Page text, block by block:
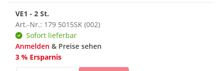
VE1 - 2 St.
Art.-Nr.: 179 5015SK (002)
Sofort lieferbar
Anmelden & Preise sehen
3 % Ersparnis